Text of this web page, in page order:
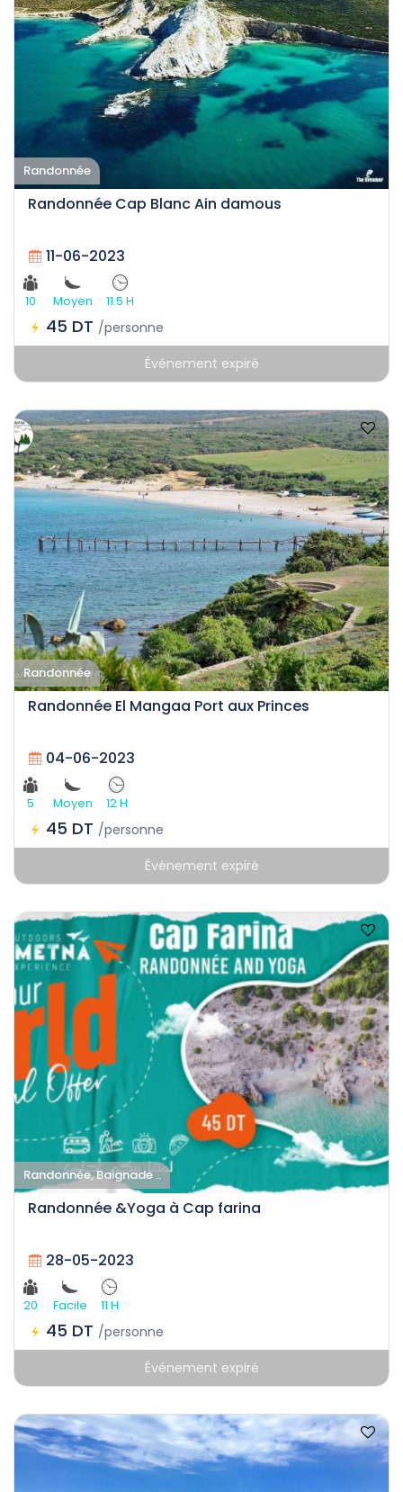
Randonnée
Randonnée Cap Blanc Ain damous
11-06-2023
10 Moyen 11.5 H
45 DT /personne
Événement expiré
Randonnée
Randonnée El Mangaa Port aux Princes
04-06-2023
5 Moyen 12 H
45 DT /personne
Événement expiré
Randonnée, Baignade ..
Randonnée &Yoga à Cap farina
28-05-2023
20 Facile 11 H
45 DT /personne
Événement expiré